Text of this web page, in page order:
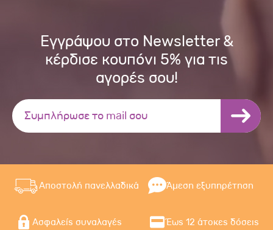
Εγγράψου στο Newsletter &
κέρδισε κουπόνι 5% για τις
αγορές σου!
Αποστολή πανελλαδικά Άμεση εξυπηρέτηση
Ασφαλείς συναλαγές Έως 12 άτοκες δόσεις